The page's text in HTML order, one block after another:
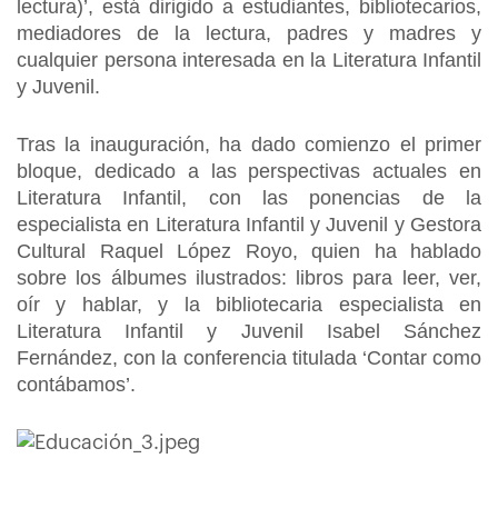
lectura)’, está dirigido a estudiantes, bibliotecarios,
mediadores de la lectura, padres y madres y
cualquier persona interesada en la Literatura Infantil
y Juvenil.
Tras la inauguración, ha dado comienzo el primer
bloque, dedicado a las perspectivas actuales en
Literatura Infantil, con las ponencias de la
especialista en Literatura Infantil y Juvenil y Gestora
Cultural Raquel López Royo, quien ha hablado
sobre los álbumes ilustrados: libros para leer, ver,
oír y hablar, y la bibliotecaria especialista en
Literatura Infantil y Juvenil Isabel Sánchez
Fernández, con la conferencia titulada ‘Contar como
contábamos’.